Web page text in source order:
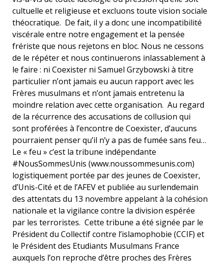
cultuelle et religieuse et excluons toute vision sociale
théocratique. De fait, il y a donc une incompatibilité
viscérale entre notre engagement et la pensée
frériste que nous rejetons en bloc. Nous ne cessons
de le répéter et nous continuerons inlassablement à
le faire : ni Coexister ni Samuel Grzybowski à titre
particulier n’ont jamais eu aucun rapport avec les
Frères musulmans et n’ont jamais entretenu la
moindre relation avec cette organisation. Au regard
de la récurrence des accusations de collusion qui
sont proférées à l’encontre de Coexister, d’aucuns
pourraient penser qu’il n’y a pas de fumée sans feu…
Le « feu » c’est la tribune indépendante
#NousSommesUnis (www.noussommesunis.com)
logistiquement portée par des jeunes de Coexister,
d’Unis-Cité et de l’AFEV et publiée au surlendemain
des attentats du 13 novembre appelant à la cohésion
nationale et la vigilance contre la division espérée
par les terroristes. Cette tribune a été signée par le
Président du Collectif contre l’islamophobie (CCIF) et
le Président des Etudiants Musulmans France
auxquels l’on reproche d’être proches des Frères